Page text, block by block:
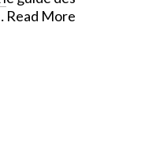
Read More